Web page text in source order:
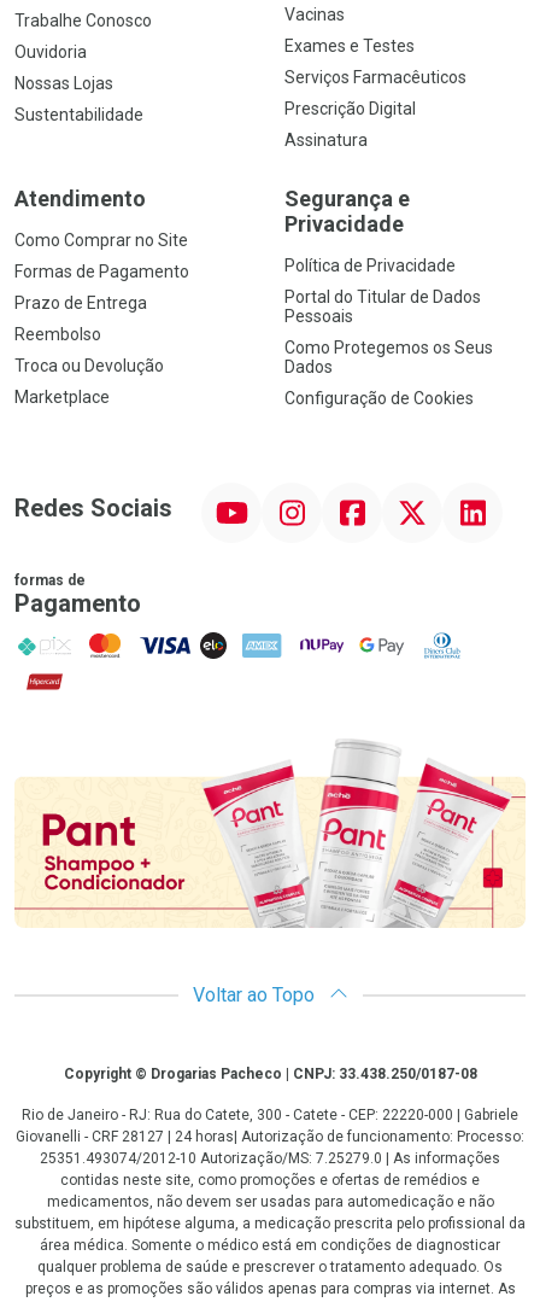
Trabalhe Conosco
Ouvidoria
Nossas Lojas
Sustentabilidade
Vacinas
Exames e Testes
Serviços Farmacêuticos
Prescrição Digital
Assinatura
Atendimento
Como Comprar no Site
Formas de Pagamento
Prazo de Entrega
Reembolso
Troca ou Devolução
Marketplace
Segurança e
Privacidade
Política de Privacidade
Portal do Titular de Dados
Pessoais
Como Protegemos os Seus
Dados
Configuração de Cookies
Redes Sociais InstagramFacebook Linkedin
formas de
Pagamento
PIX MasterCard
VISA ELO AMEX NuPay Google PayDiners Club
Hipercard
Promoção em Destaque
Voltar ao Topo
CopyrightCopyright © Drogarias Pacheco | CNPJ: 33.438.250/0187-08
Rio de Janeiro - RJ: Rua do Catete, 300 - Catete - CEP: 22220-000 | Gabriele
Giovanelli - CRF 28127 | 24 horas| Autorização de funcionamento: Processo:
25351.493074/2012-10 Autorização/MS: 7.25279.0 | As informações
contidas neste site, como promoções e ofertas de remédios e
medicamentos, não devem ser usadas para automedicação e não
substituem, em hipótese alguma, a medicação prescrita pelo profissional da
área médica. Somente o médico está em condições de diagnosticar
qualquer problema de saúde e prescrever o tratamento adequado. Os
preços e as promoções são válidos apenas para compras via internet. As